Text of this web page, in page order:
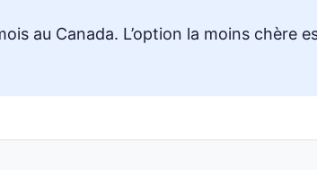
au Canada. L’option la moins chère